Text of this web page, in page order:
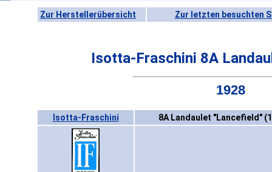
Zur Herstellerübersicht Zur letzten besuchten
Isotta-Fraschini 8A
1928
Isotta-Fraschini 8A Landaulet "Lancefield"